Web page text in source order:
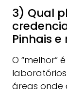
3) Qual
Pinhais e
O “melhor”
áreas onde